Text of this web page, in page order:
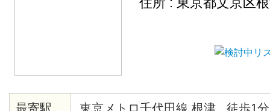
最寄駅 東京メトロ千代田線 根津 徒歩1